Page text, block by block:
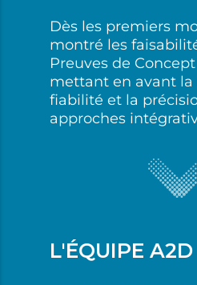
Dès les premiers
montré les
Preuves de
mettant en avant la
fiabilité et la
approches
L'ÉQUIPE